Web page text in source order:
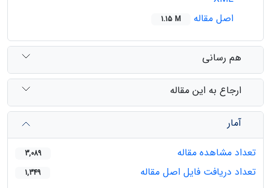
اصل مقاله
1.15 M
هم رسانی
ارجاع به این مقاله
آمار
تعداد مشاهده مقاله
3,089
تعداد دریافت فایل اصل مقاله 1,349